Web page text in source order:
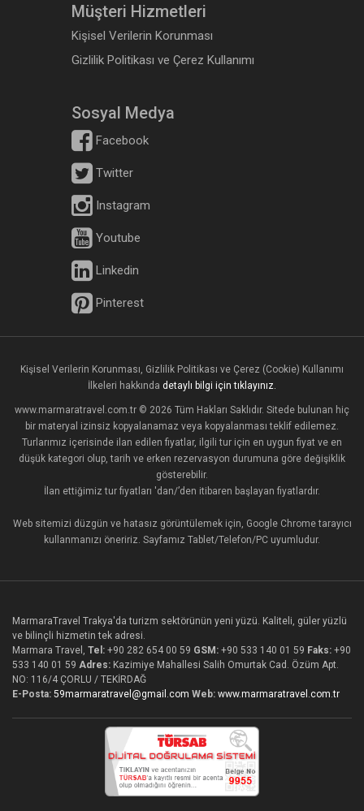
Müşteri Hizmetleri
Kişisel Verilerin Korunması
Gizlilik Politikası ve Çerez Kullanımı
Sosyal Medya
Facebook
Twitter
Instagram
Youtube
Linkedin
Pinterest
Kişisel Verilerin Korunması, Gizlilik Politikası ve Çerez (Cookie) Kullanımı
İlkeleri hakkında detaylı bilgi için tıklayınız.
www.marmaratravel.com.tr © 2026 Tüm Hakları Saklıdır. Sitede bulunan hiç
bir materyal izinsiz kopyalanamaz veya kopyalanması teklif edilemez.
Turlarımız içerisinde ilan edilen fiyatlar, ilgili tur için en uygun fiyat ve en
düşük kategori olup, tarih ve erken rezervasyon durumuna göre değişiklik
gösterebilir.
İlan ettiğimiz tur fiyatları 'dan/’den itibaren başlayan fiyatlardır.
Web sitemizi düzgün ve hatasız görüntülemek için, Google Chrome tarayıcı
kullanmanızı öneririz. Sayfamız Tablet/Telefon/PC uyumludur.
MarmaraTravel Trakya'da turizm sektörünün yeni yüzü. Kaliteli, güler yüzlü
ve bilinçli hizmetin tek adresi.
Marmara Travel, Tel: +90 282 654 00 59 GSM: +90 533 140 01 59 Faks: +90
533 140 01 59 Adres: Kazimiye Mahallesi Salih Omurtak Cad. Özüm Apt.
NO: 116/4 ÇORLU / TEKİRDAĞ
E-Posta: 59marmaratravel@gmail.com Web: www.marmaratravel.com.tr